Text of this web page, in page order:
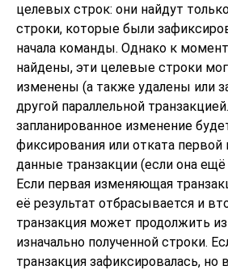
целевых строк: они найдут
строки, которые были
начала команды. Однако к
найдены, эти целевые строки
изменены (а также удалены или
другой параллельной
запланированное изменение
фиксирования или отката
данные транзакции (если она
Если первая изменяющая
её результат отбрасывается и
транзакция может продолжить
изначально полученной строки.
транзакция зафиксировалась, но